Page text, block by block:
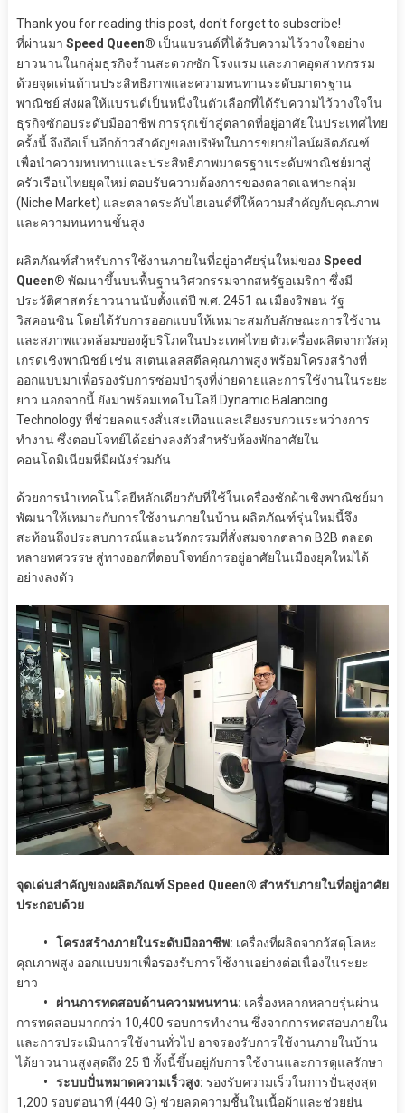
Thank you for reading this post, don't forget to subscribe!
ที่ผ่านมา Speed Queen® เป็นแบรนด์ที่ได้รับความไว้วางใจอย่าง
ยาวนานในกลุ่มธุรกิจร้านสะดวกซัก โรงแรม และภาคอุตสาหกรรม
ด้วยจุดเด่นด้านประสิทธิภาพและความทนทานระดับมาตรฐาน
พาณิชย์ ส่งผลให้แบรนด์เป็นหนึ่งในตัวเลือกที่ได้รับความไว้วางใจใน
ธุรกิจซักอบระดับมืออาชีพ การรุกเข้าสู่ตลาดที่อยู่อาศัยในประเทศไทย
ครั้งนี้ จึงถือเป็นอีกก้าวสำคัญของบริษัทในการขยายไลน์ผลิตภัณฑ์
เพื่อนำความทนทานและประสิทธิภาพมาตรฐานระดับพาณิชย์มาสู่
ครัวเรือนไทยยุคใหม่ ตอบรับความต้องการของตลาดเฉพาะกลุ่ม
(Niche Market) และตลาดระดับไฮเอนด์ที่ให้ความสำคัญกับคุณภาพ
และความทนทานขั้นสูง
ผลิตภัณฑ์สำหรับการใช้งานภายในที่อยู่อาศัยรุ่นใหม่ของ Speed
Queen® พัฒนาขึ้นบนพื้นฐานวิศวกรรมจากสหรัฐอเมริกา ซึ่งมี
ประวัติศาสตร์ยาวนานนับตั้งแต่ปี พ.ศ. 2451 ณ เมืองริพอน รัฐ
วิสคอนซิน โดยได้รับการออกแบบให้เหมาะสมกับลักษณะการใช้งาน
และสภาพแวดล้อมของผู้บริโภคในประเทศไทย ตัวเครื่องผลิตจากวัสดุ
เกรดเชิงพาณิชย์ เช่น สเตนเลสสตีลคุณภาพสูง พร้อมโครงสร้างที่
ออกแบบมาเพื่อรองรับการซ่อมบำรุงที่ง่ายดายและการใช้งานในระยะ
ยาว นอกจากนี้ ยังมาพร้อมเทคโนโลยี Dynamic Balancing
Technology ที่ช่วยลดแรงสั่นสะเทือนและเสียงรบกวนระหว่างการ
ทำงาน ซึ่งตอบโจทย์ได้อย่างลงตัวสำหรับห้องพักอาศัยใน
คอนโดมิเนียมที่มีผนังร่วมกัน
ด้วยการนำเทคโนโลยีหลักเดียวกับที่ใช้ในเครื่องซักผ้าเชิงพาณิชย์มา
พัฒนาให้เหมาะกับการใช้งานภายในบ้าน ผลิตภัณฑ์รุ่นใหม่นี้จึง
สะท้อนถึงประสบการณ์และนวัตกรรมที่สั่งสมจากตลาด B2B ตลอด
หลายทศวรรษ สู่ทางออกที่ตอบโจทย์การอยู่อาศัยในเมืองยุคใหม่ได้
อย่างลงตัว
จุดเด่นสำคัญของผลิตภัณฑ์ Speed Queen® สำหรับภายในที่อยู่อาศัย
ประกอบด้วย
• โครงสร้างภายในระดับมืออาชีพ: เครื่องที่ผลิตจากวัสดุโลหะ
คุณภาพสูง ออกแบบมาเพื่อรองรับการใช้งานอย่างต่อเนื่องในระยะ
ยาว
• ผ่านการทดสอบด้านความทนทาน: เครื่องหลากหลายรุ่นผ่าน
การทดสอบมากกว่า 10,400 รอบการทำงาน ซึ่งจากการทดสอบภายใน
และการประเมินการใช้งานทั่วไป อาจรองรับการใช้งานภายในบ้าน
ได้ยาวนานสูงสุดถึง 25 ปี ทั้งนี้ขึ้นอยู่กับการใช้งานและการดูแลรักษา
• ระบบปั่นหมาดความเร็วสูง: รองรับความเร็วในการปั่นสูงสุด
1,200 รอบต่อนาที (440 G) ช่วยลดความชื้นในเนื้อผ้าและช่วยย่น